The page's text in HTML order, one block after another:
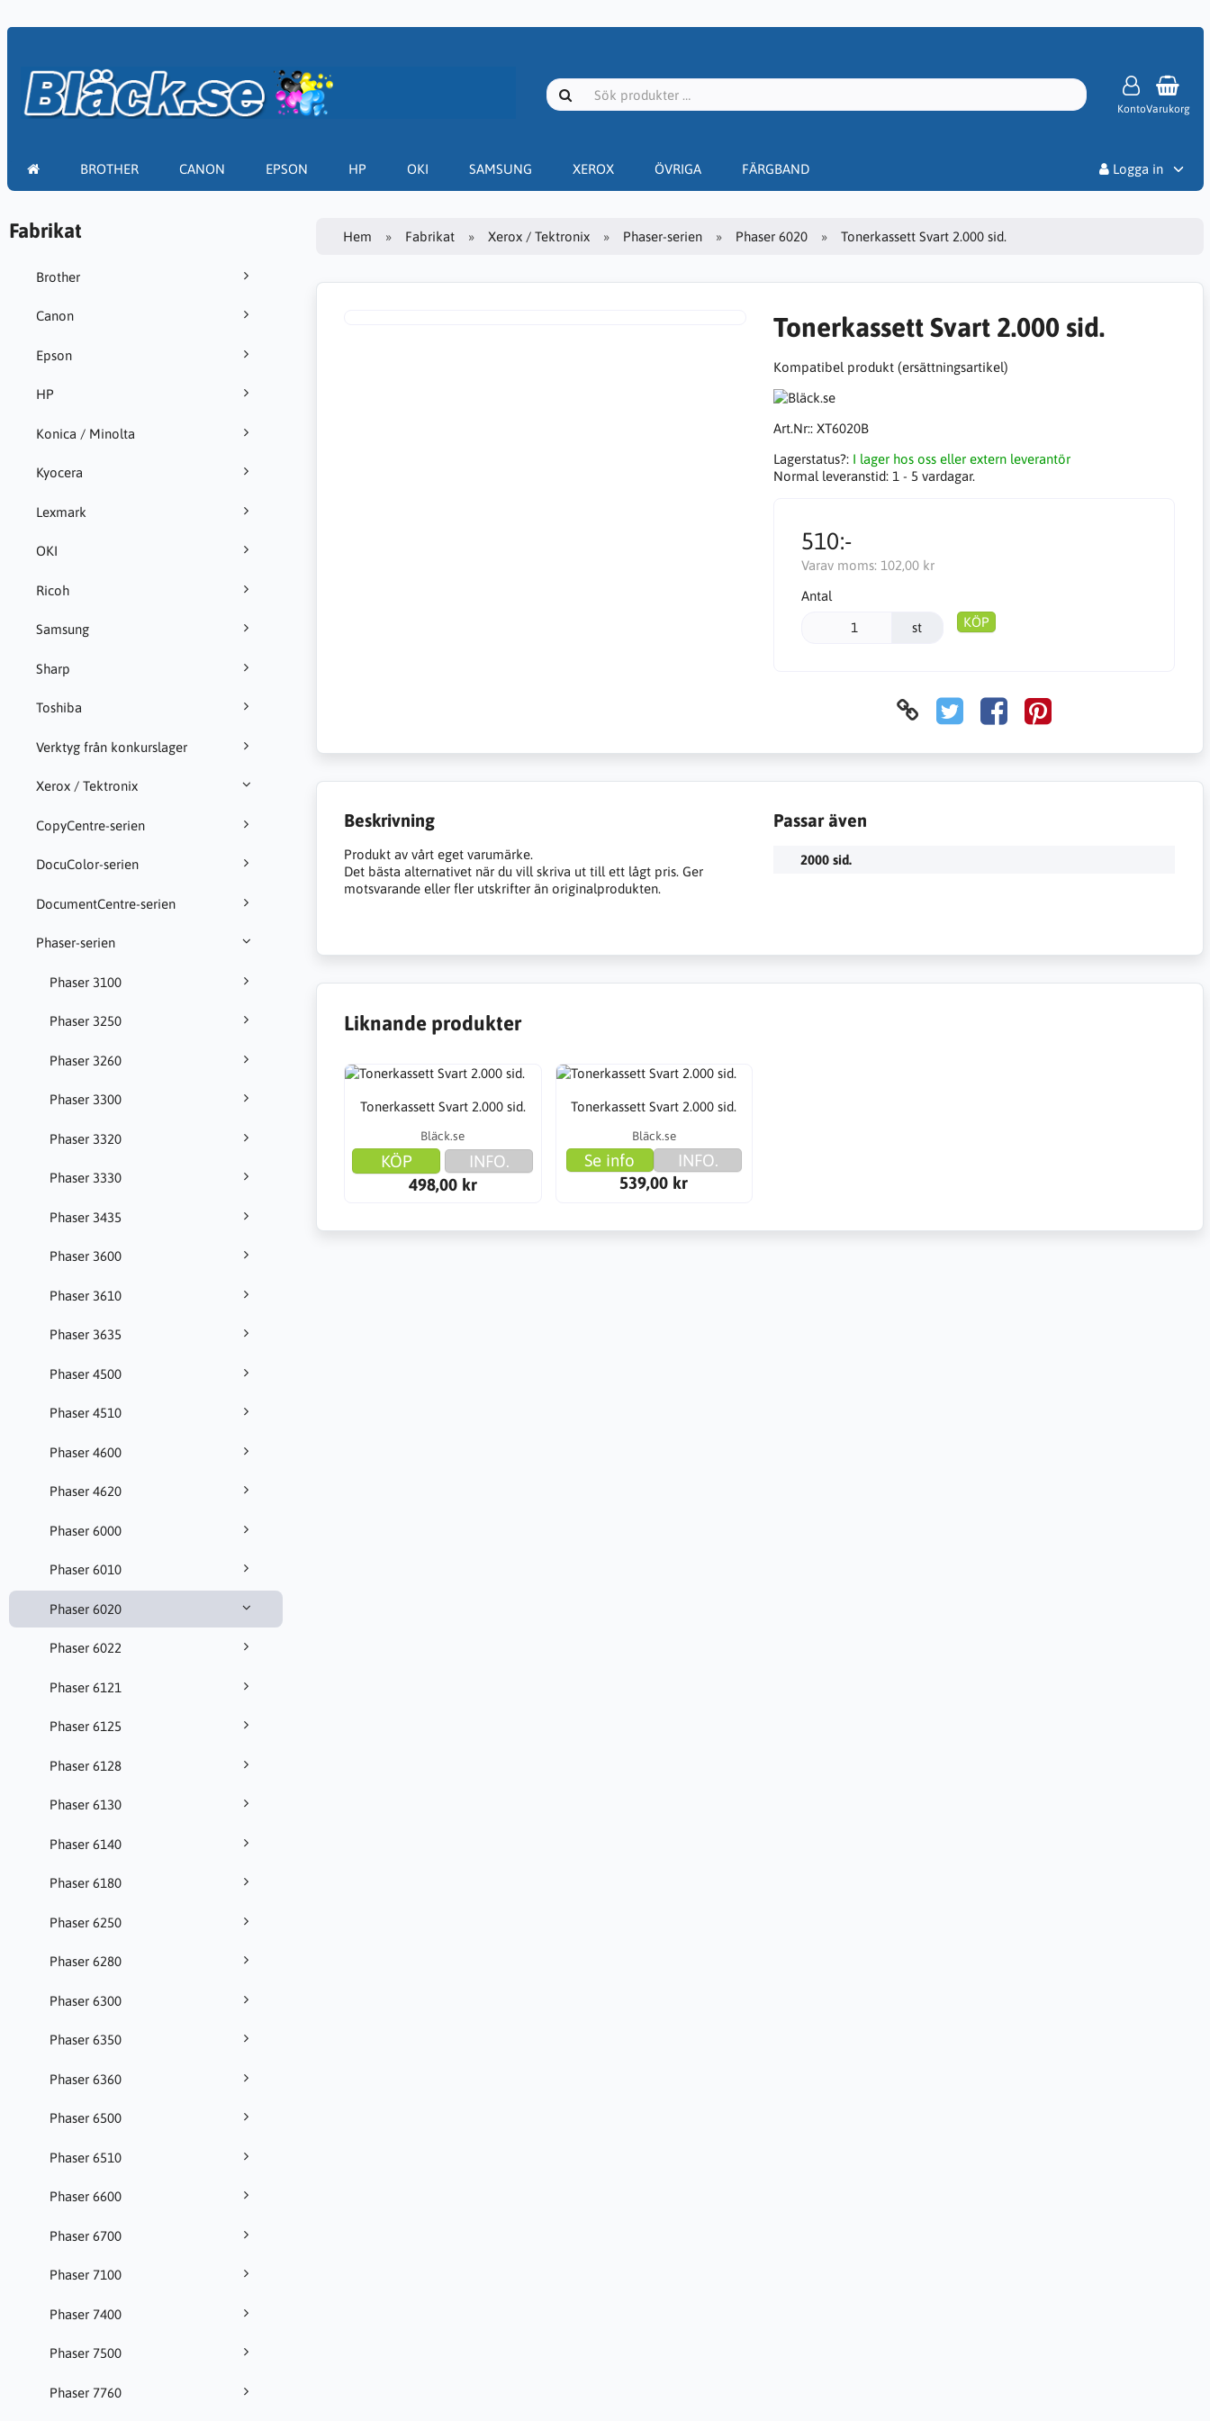
KontoVarukorg
BROTHER CANON EPSON HP OKI SAMSUNG XEROX ÖVRIGA FÄRGBAND
Logga in
Fabrikat
Brother
Canon
Epson
HP
Konica / Minolta
Kyocera
Lexmark
OKI
Ricoh
Samsung
Sharp
Toshiba
Verktyg från konkurslager
Xerox / Tektronix
CopyCentre-serien
DocuColor-serien
DocumentCentre-serien
Phaser-serien
Phaser 3100
Phaser 3250
Phaser 3260
Phaser 3300
Phaser 3320
Phaser 3330
Phaser 3435
Phaser 3600
Phaser 3610
Phaser 3635
Phaser 4500
Phaser 4510
Phaser 4600
Phaser 4620
Phaser 6000
Phaser 6010
Phaser 6020
Phaser 6022
Phaser 6121
Phaser 6125
Phaser 6128
Phaser 6130
Phaser 6140
Phaser 6180
Phaser 6250
Phaser 6280
Phaser 6300
Phaser 6350
Phaser 6360
Phaser 6500
Phaser 6510
Phaser 6600
Phaser 6700
Phaser 7100
Phaser 7400
Phaser 7500
Phaser 7760
Hem Fabrikat Xerox / Tektronix Phaser-serien Phaser 6020 Tonerkassett Svart 2.000 sid.
Tonerkassett Svart 2.000 sid.
Kompatibel produkt (ersättningsartikel)
Art.Nr:: XT6020B
Lagerstatus?: I lager hos oss eller extern leverantör
Normal leveranstid: 1 - 5 vardagar.
510:-
Varav moms: 102,00 kr
Antal
st KÖP
Beskrivning
Produkt av vårt eget varumärke.
Det bästa alternativet när du vill skriva ut till ett lågt pris. Ger
motsvarande eller fler utskrifter än originalprodukten.
Passar även
2000 sid.
Liknande produkter
Tonerkassett Svart 2.000 sid.
Bläck.se
KÖP
INFO.
498,00 kr
Tonerkassett Svart 2.000 sid.
Bläck.se
Se info
INFO.
539,00 kr